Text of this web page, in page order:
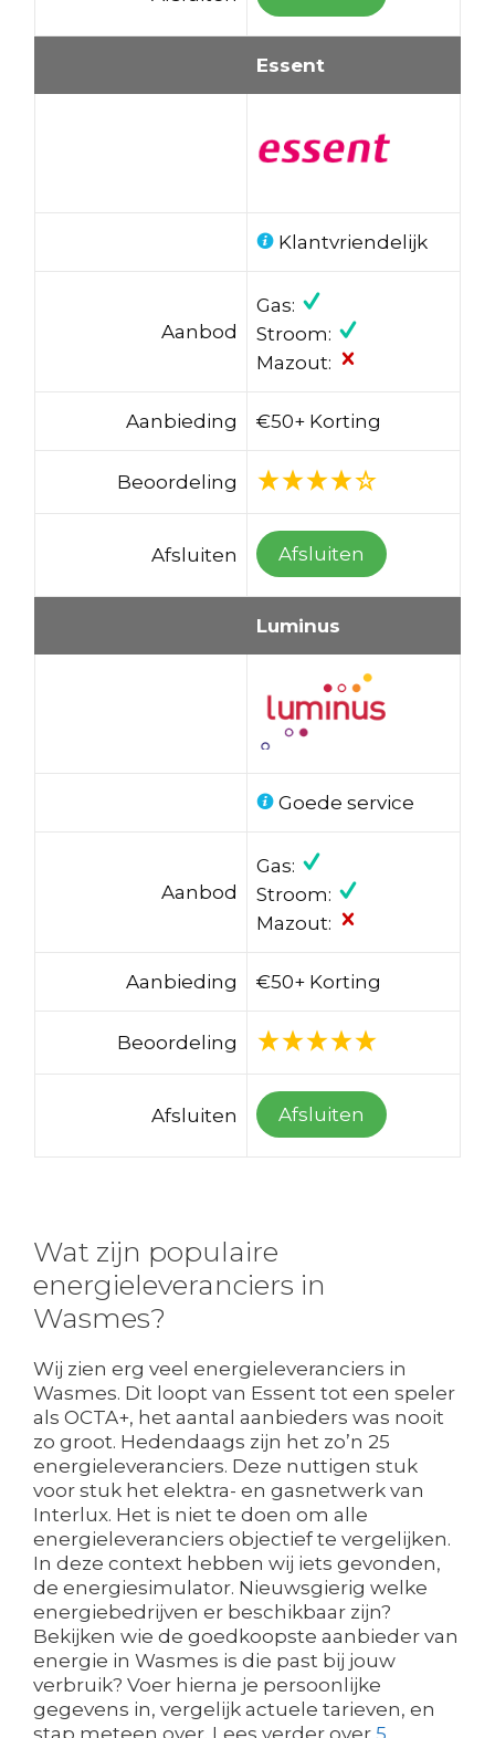
Essent
Klantvriendelijk
Aanbod
Gas:
Stroom:
Mazout:
Aanbieding €50+ Korting
Beoordeling
Afsluiten Afsluiten
Luminus
Goede service
Aanbod
Gas:
Stroom:
Mazout:
Aanbieding €50+ Korting
Beoordeling
Afsluiten Afsluiten
Wat zijn populaire
energieleveranciers in
Wasmes?
Wij zien erg veel energieleveranciers in
Wasmes. Dit loopt van Essent tot een speler
als OCTA+, het aantal aanbieders was nooit
zo groot. Hedendaags zijn het zo’n 25
energieleveranciers. Deze nuttigen stuk
voor stuk het elektra- en gasnetwerk van
Interlux. Het is niet te doen om alle
energieleveranciers objectief te vergelijken.
In deze context hebben wij iets gevonden,
de energiesimulator. Nieuwsgierig welke
energiebedrijven er beschikbaar zijn?
Bekijken wie de goedkoopste aanbieder van
energie in Wasmes is die past bij jouw
verbruik? Voer hierna je persoonlijke
gegevens in, vergelijk actuele tarieven, en
stap meteen over. Lees verder over 5